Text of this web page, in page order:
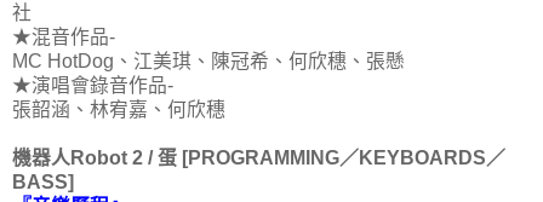
社
★混音作品-
MC HotDog、江美琪、陳冠希、何欣穗、張懸
★演唱會錄音作品-
張韶涵、林宥嘉、何欣穗
機器人Robot 2 / 蛋 [PROGRAMMING／KEYBOARDS／
BASS]